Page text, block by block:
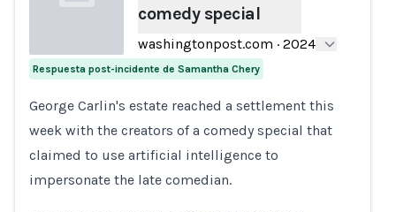
comedy special
washingtonpost.com · 2024
Respuesta post-incidente de Samantha Chery
George Carlin's estate reached a settlement this
week with the creators of a comedy special that
claimed to use artificial intelligence to
impersonate the late comedian.